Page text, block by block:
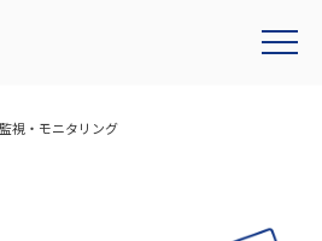
監視・モニタリング